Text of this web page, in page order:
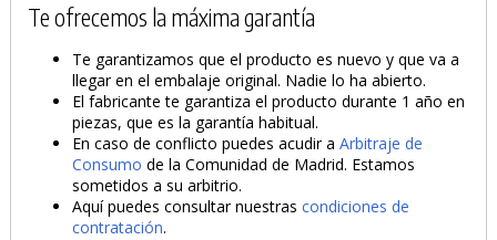
PRODUCTO AÑADIDO AL CARRITO
Te ofrecemos la máxima garantía
Te garantizamos que el producto es nuevo y que va a
llegar en el embalaje original. Nadie lo ha abierto.
El fabricante te garantiza el producto durante 1 año en
piezas, que es la garantía habitual.
En caso de conflicto puedes acudir aArbitraje de
Consumo de la Comunidad de Madrid. Estamos
sometidos a su arbitrio.
Aquí puedes consultar nuestrascondiciones de
contratación.